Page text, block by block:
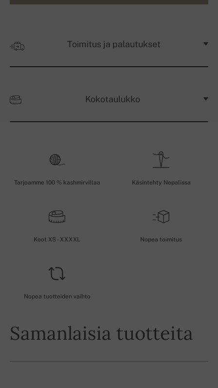
Toimitus ja palautukset
Kokotaulukko
Tarjoamme 100 % kashmirvillaa Käsintehty Nepalissa
Koot XS - XXXXL Nopea toimitus
Nopea tuotteiden vaihto
Samanlaisia tuotteita